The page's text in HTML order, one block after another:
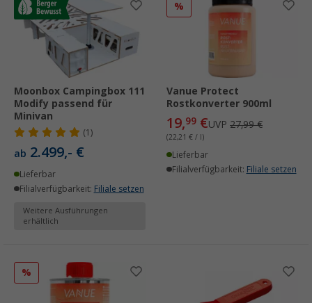
Moonbox Campingbox 111
Modify passend für
Minivan
(1)
ab 2.499,- €
Lieferbar
Filialverfügbarkeit: Filiale setzen
Weitere Ausführungen
erhältlich
%
Vanue Protect
Rostkonverter 900ml
19,99 €UVP 27,99 €
(22,21 € / l)
Lieferbar
Filialverfügbarkeit: Filiale setzen
%